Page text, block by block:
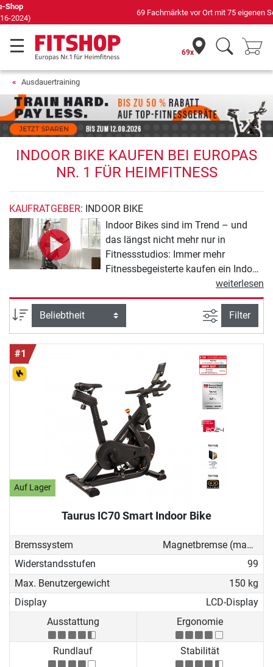
69 Fachmärkte vor Ort mit 75 eigenen Servicetechnikern
69x
Ausdauertraining
INDOOR BIKE KAUFEN BEI EUROPAS
NR. 1 FÜR HEIMFITNESS
KAUFRATGEBER: INDOOR BIKE
Indoor Bikes sind im Trend – und
das längst nicht mehr nur in
Fitnessstudios: Immer mehr
Fitnessbegeisterte kaufen ein Indoor
Cycle für zu Hause. Radsportlern
ermöglicht das Indoor Bike ein
optimales Rennradtraining,
vollkommen unabhängig von Wetter
und Jahreszeit. Ein Indoor Bike ist
die sportliche Lösung, wenn Sie zu
Hause Ihre Ausdauer steigern oder
abnehmen möchten und gerne
Fahrrad fahren. Das Training ist
leicht zu erlernen und für Menschen
jeden Alters geeignet, da die
Intensität je nach Fitnesslevel und
Trainingsziel bestimmt werden kann.
Erleben Sie Radsport-Feeling in den
weiterlesen
Sortierung Ansicht
Filter
#1
Auf Lager
Taurus IC70 Smart Indoor Bike
Bremssystem
Magnetbremse (manuell)
Widerstandsstufen
99
Max. Benutzergewicht
150 kg
Display
LCD-Display
Ausstattung
Ergonomie
Rundlauf Stabilität